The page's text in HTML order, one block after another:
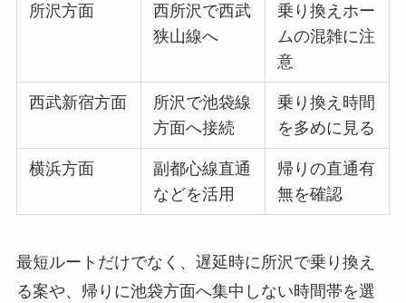
所沢方面
西所沢で西武
狭山線へ
乗り換えホー
ムの混雑に注
意
西武新宿方面
所沢で池袋線
方面へ接続
乗り換え時間
を多めに見る
横浜方面
副都心線直通
などを活用
帰りの直通有
無を確認
最短ルートだけでなく、遅延時に所沢で乗り換え
る案や、帰りに池袋方面へ集中しない時間帯を選